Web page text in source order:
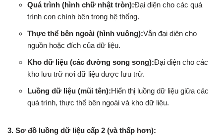
Quá trình (hình chữ nhật tròn):Đại diện cho các quá
trình con chính bên trong hệ thống.
Thực thể bên ngoài (hình vuông):Vẫn đại diện cho
nguồn hoặc đích của dữ liệu.
Kho dữ liệu (các đường song song):Đại diện cho các
kho lưu trữ nơi dữ liệu được lưu trữ.
Luồng dữ liệu (mũi tên):Hiển thị luồng dữ liệu giữa các
quá trình, thực thể bên ngoài và kho dữ liệu.
3. Sơ đồ luồng dữ liệu cấp 2 (và thấp hơn):